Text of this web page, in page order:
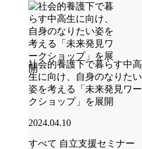
社会的養護下で暮らす中高
生に向け、自身のなりたい
姿を考える「未来発見ワー
クショップ」を展開
2024.04.10
すべて 自立支援セミナー